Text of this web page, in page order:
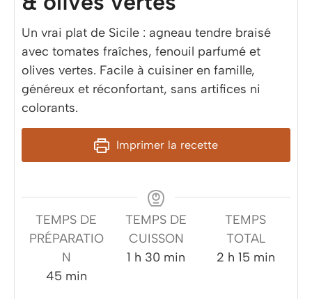
Un vrai plat de Sicile : agneau tendre braisé
avec tomates fraîches, fenouil parfumé et
olives vertes. Facile à cuisiner en famille,
généreux et réconfortant, sans artifices ni
colorants.
Imprimer la recette
TEMPS DE
PRÉPARATIO
N
45minutes
min
TEMPS DE
CUISSON
1 heure
h 30 minutes
min
TEMPS
TOTAL
2heures
h 15minutes
min